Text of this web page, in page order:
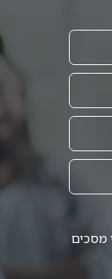
מסכים